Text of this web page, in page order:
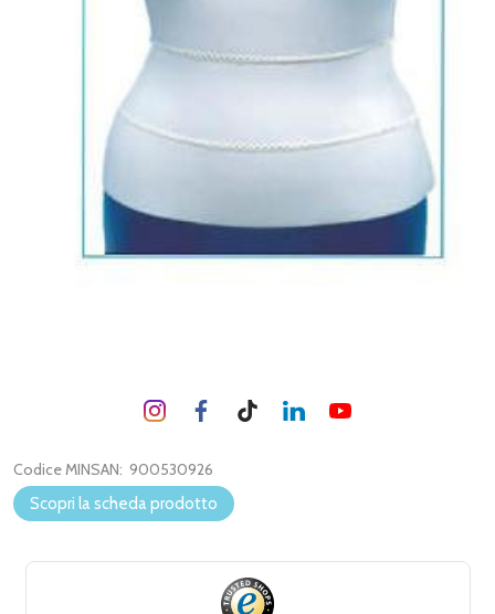
Codice MINSAN: 900530926
Scopri la scheda prodotto